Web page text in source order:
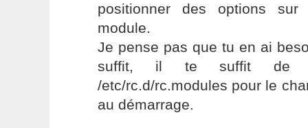
positionner des options
module.
Je pense pas que tu en ai
suffit, il te suffit de
/etc/rc.d/rc.modules pour le
au démarrage.